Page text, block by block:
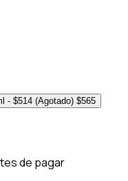
30ml - $514 (Agotado) $565
de pagar